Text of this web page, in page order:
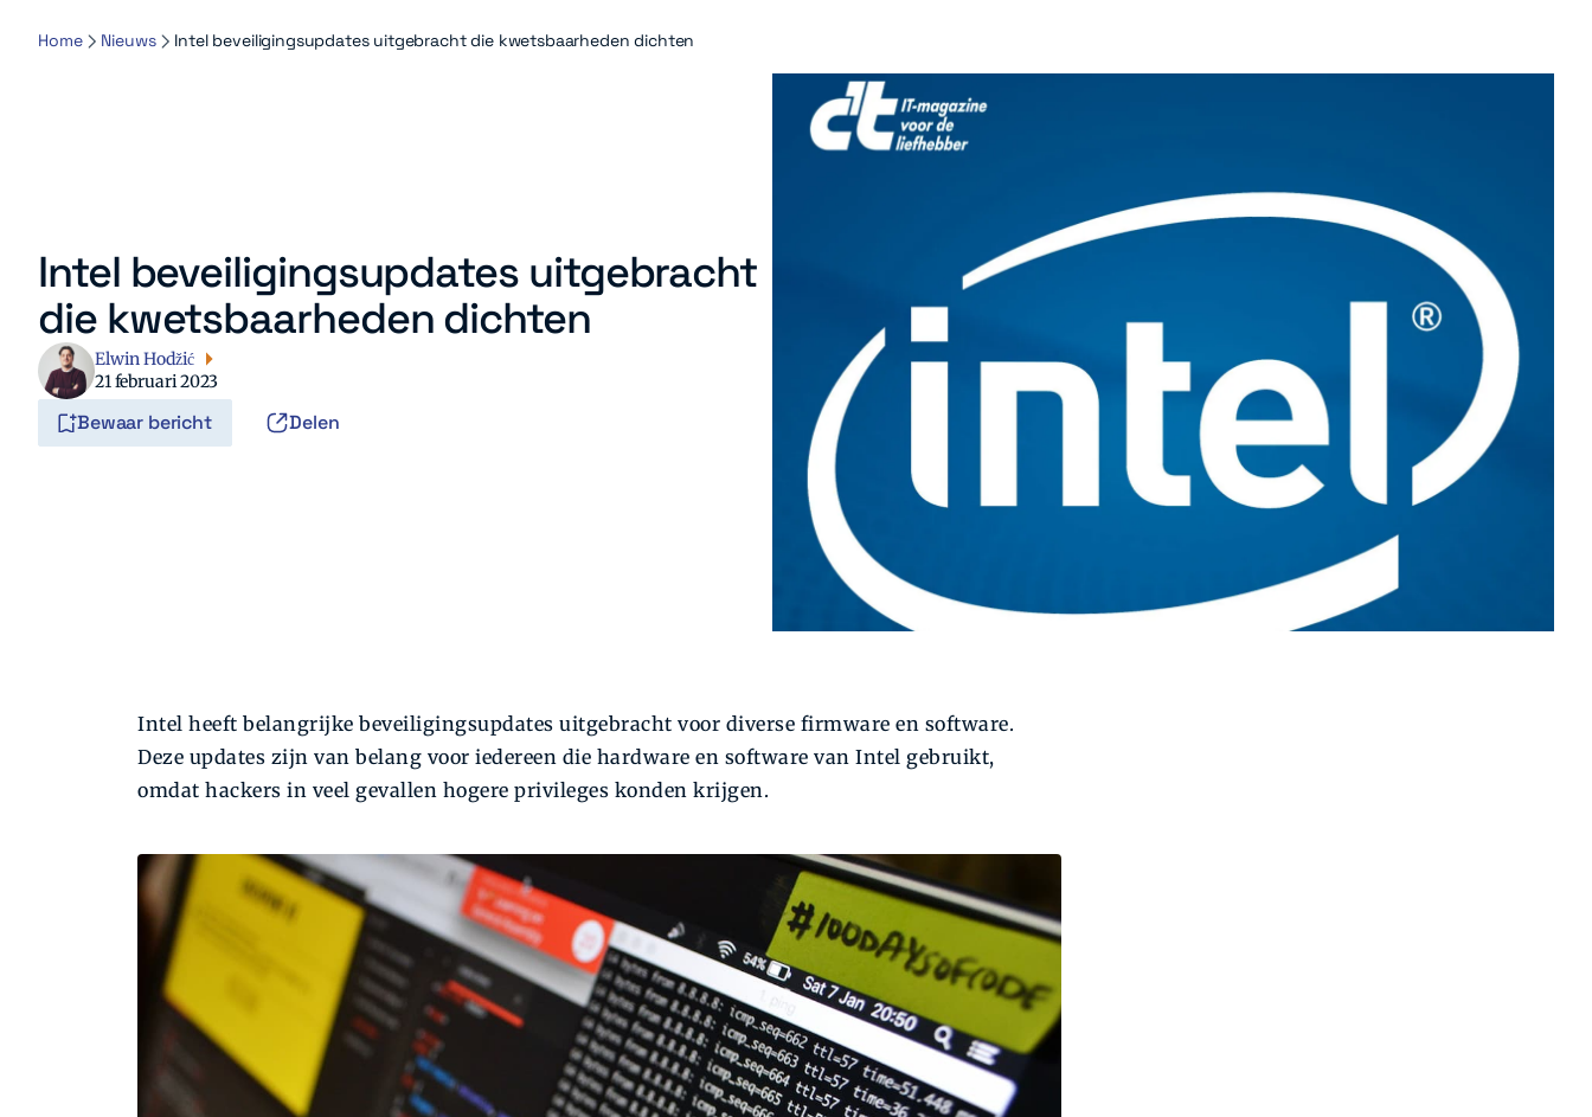
Home Nieuws Intel beveiligingsupdates uitgebracht die kwetsbaarheden dichten
Intel beveiligingsupdates uitgebracht
die kwetsbaarheden dichten
Elwin Hodžić
21 februari 2023
Bewaar bericht Delen
Intel heeft belangrijke beveiligingsupdates uitgebracht voor diverse firmware en software.
Deze updates zijn van belang voor iedereen die hardware en software van Intel gebruikt,
omdat hackers in veel gevallen hogere privileges konden krijgen.